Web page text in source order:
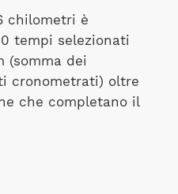
chilometri è
tempi selezionati
(somma dei
cronometrati) oltre
che completano il